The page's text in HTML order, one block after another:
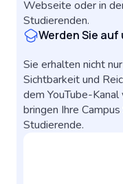
Webseite oder in
Studierenden.
Werden Sie
Sie erhalten nicht
Sichtbarkeit und
dem YouTube-
bringen Ihre
Studierende.